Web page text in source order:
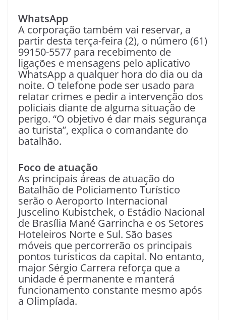
WhatsApp
A corporação também vai reservar, a
partir desta terça-feira (2), o número (61)
99150-5577 para recebimento de
ligações e mensagens pelo aplicativo
WhatsApp a qualquer hora do dia ou da
noite. O telefone pode ser usado para
relatar crimes e pedir a intervenção dos
policiais diante de alguma situação de
perigo. “O objetivo é dar mais segurança
ao turista”, explica o comandante do
batalhão.
Foco de atuação
As principais áreas de atuação do
Batalhão de Policiamento Turístico
serão o Aeroporto Internacional
Juscelino Kubistchek, o Estádio Nacional
de Brasília Mané Garrincha e os Setores
Hoteleiros Norte e Sul. São bases
móveis que percorrerão os principais
pontos turísticos da capital. No entanto,
major Sérgio Carrera reforça que a
unidade é permanente e manterá
funcionamento constante mesmo após
a Olimpíada.